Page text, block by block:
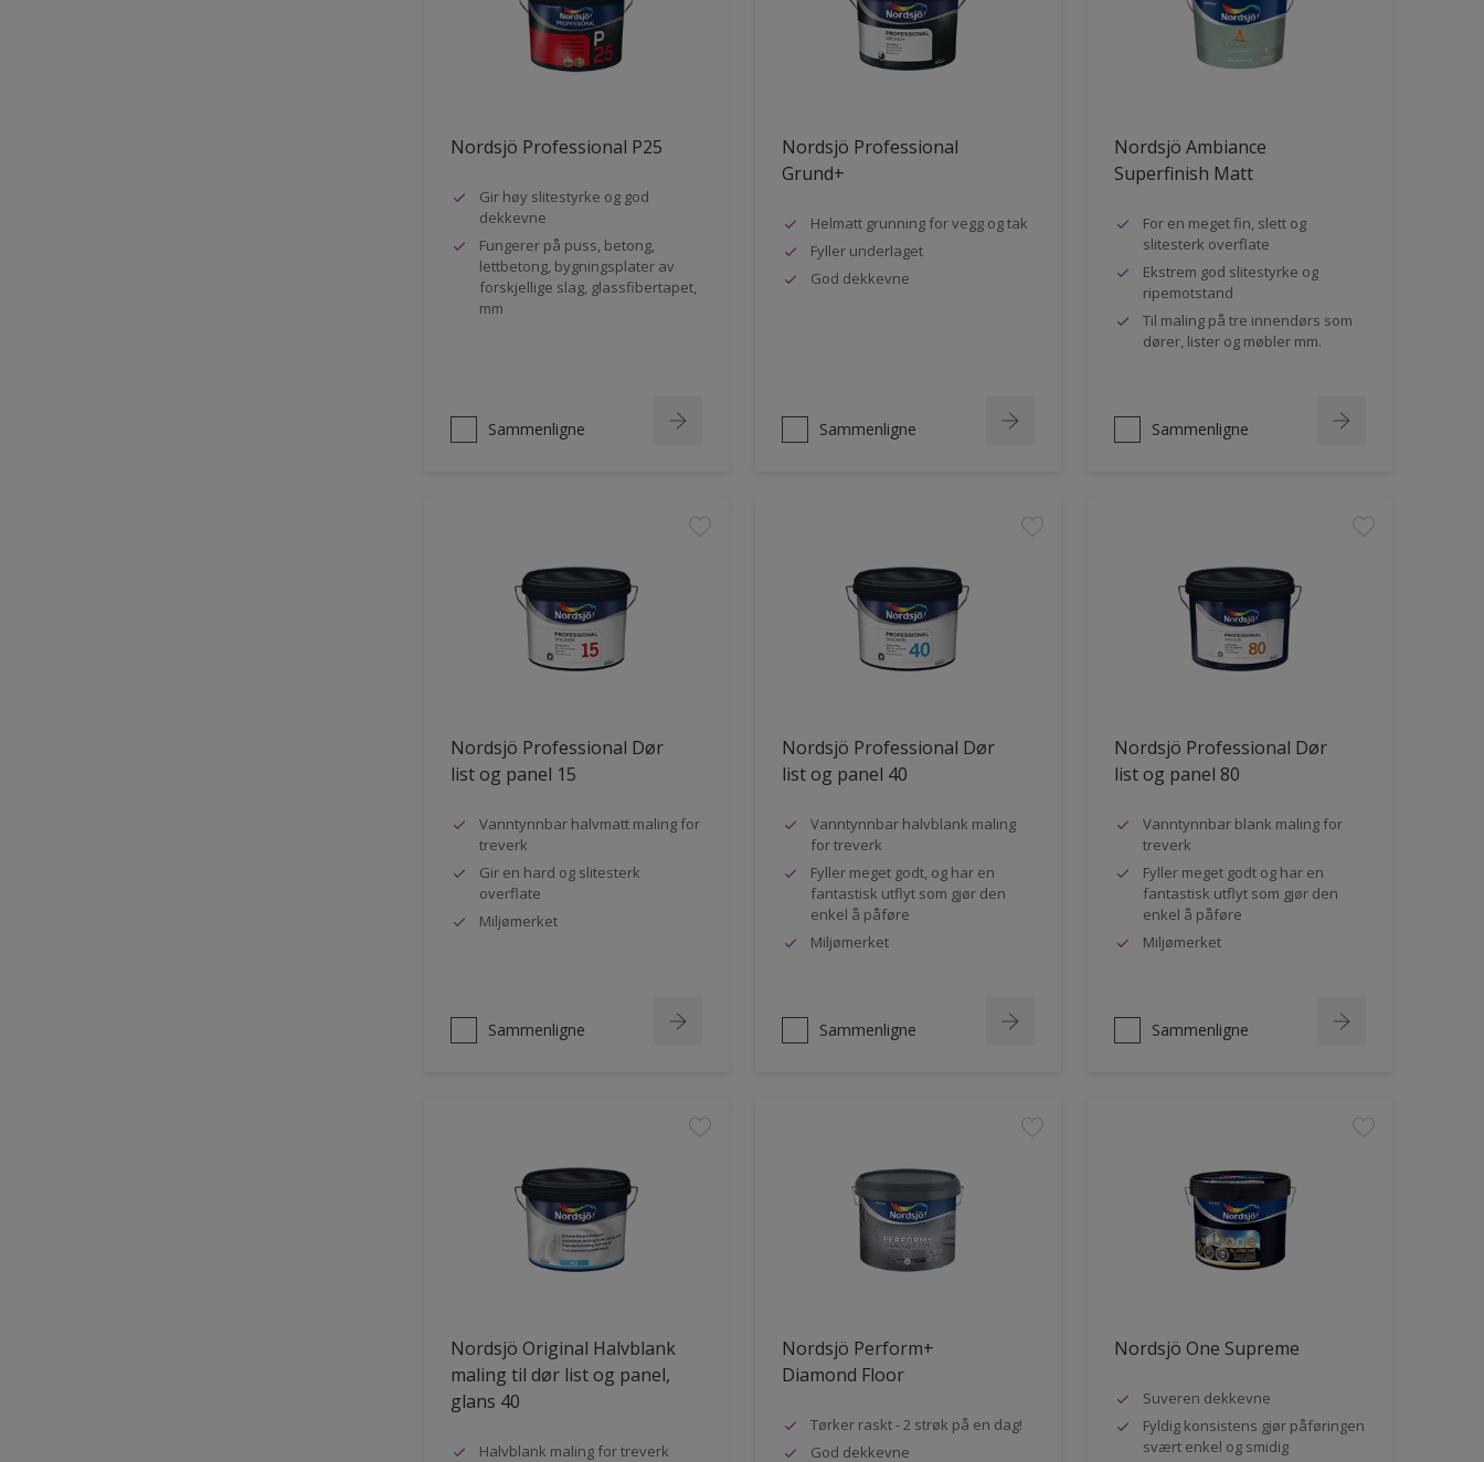
Nordsjö Professional P25
Gir høy slitestyrke og god
dekkevne
Fungerer på puss, betong,
lettbetong, bygningsplater av
forskjellige slag, glassfibertapet,
mm
Sammenligne
Nordsjö Professional
Grund+
Helmatt grunning for vegg og tak
Fyller underlaget
God dekkevne
Sammenligne
Nordsjö Ambiance
Superfinish Matt
For en meget fin, slett og
slitesterk overflate
Ekstrem god slitestyrke og
ripemotstand
Til maling på tre innendørs som
dører, lister og møbler mm.
Sammenligne
Nordsjö Professional Dør
list og panel 15
Vanntynnbar halvmatt maling for
treverk
Gir en hard og slitesterk
overflate
Miljømerket
Sammenligne
Nordsjö Professional Dør
list og panel 40
Vanntynnbar halvblank maling
for treverk
Fyller meget godt, og har en
fantastisk utflyt som gjør den
enkel å påføre
Miljømerket
Sammenligne
Nordsjö Professional Dør
list og panel 80
Vanntynnbar blank maling for
treverk
Fyller meget godt og har en
fantastisk utflyt som gjør den
enkel å påføre
Miljømerket
Sammenligne
Nordsjö Original Halvblank
maling til dør list og panel,
glans 40
Halvblank maling for treverk
Nordsjö Perform+
Diamond Floor
Tørker raskt - 2 strøk på en dag!
God dekkevne
Nordsjö One Supreme
Suveren dekkevne
Fyldig konsistens gjør påføringen
svært enkel og smidig